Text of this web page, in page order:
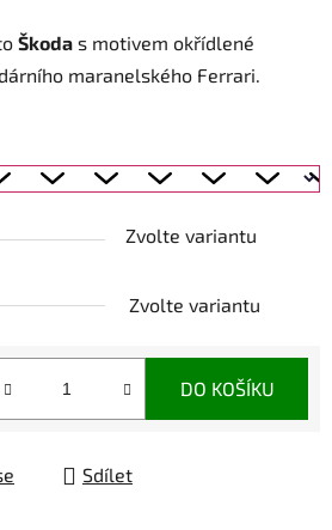
Škoda s motivem okřídlené
maranelského Ferrari.
Zvolte variantu
Zvolte variantu
DO KOŠÍKU
Sdílet